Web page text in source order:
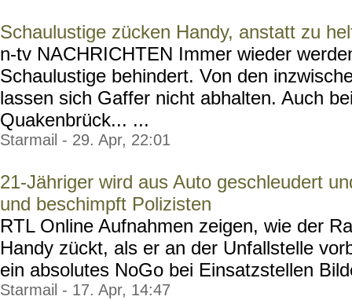
Schaulustige zücken Handy, anstatt zu
n-tv NACHRICHTEN Immer wieder
Schaulustige behindert. Von den
lassen sich Gaffer nicht abhalten. Auch
Quakenbrück... ...
Starmail - 29. Apr, 22:01
21-Jähriger wird aus Auto geschleudert
und beschimpft Polizisten
RTL Online Aufnahmen zeigen, wie der
Handy zückt, als er an der Unfallstelle
ein absolutes NoGo bei Einsatzstellen
Starmail - 17. Apr, 14:47